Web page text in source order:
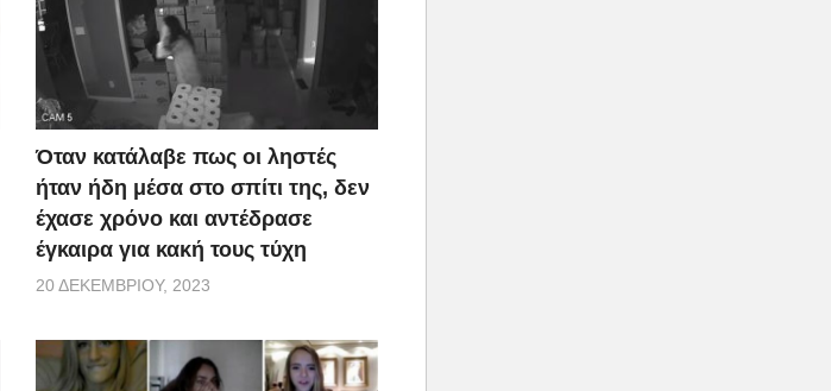
Όταν κατάλαβε πως οι ληστές
ήταν ήδη μέσα στο σπίτι της, δεν
έχασε χρόνο και αντέδρασε
έγκαιρα για κακή τους τύχη
20 ΔΕΚΕΜΒΡΊΟΥ, 2023